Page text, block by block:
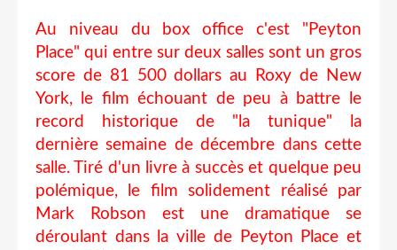
Au niveau du box office c'est "Peyton
Place" qui entre sur deux salles sont un gros
score de 81 500 dollars au Roxy de New
York, le film échouant de peu à battre le
record historique de "la tunique" la
dernière semaine de décembre dans cette
salle. Tiré d'un livre à succès et quelque peu
polémique, le film solidement réalisé par
Mark Robson est une dramatique se
déroulant dans la ville de Peyton Place et